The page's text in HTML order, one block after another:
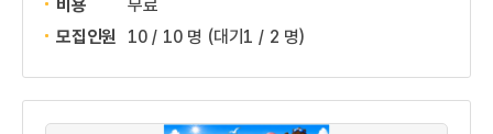
비용
무료
모집인원
10 / 10 명 (대기1 / 2 명)